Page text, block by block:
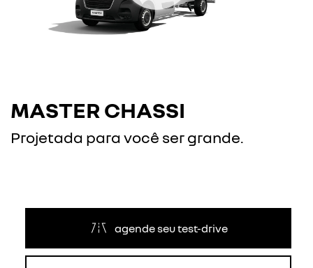
MASTER CHASSI
Projetada para você ser grande.
agende seu test-drive